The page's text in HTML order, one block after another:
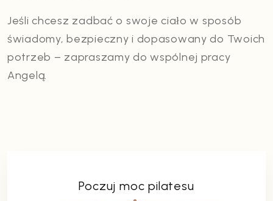
Jeśli chcesz zadbać o swoje ciało w sposób
świadomy, bezpieczny i dopasowany do Twoich
potrzeb – zapraszamy do wspólnej pracy
Angelą.
Poczuj moc pilatesu